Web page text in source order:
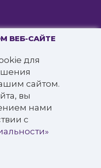
ВЕБ-САЙТЕ
для
сайтом.
вы
нами
с
бюджетное
специальная
Ерошенко».